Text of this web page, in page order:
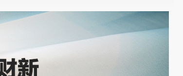
显，销售额同比增长超过30%，但其规模仍然较
增长；香辛料、复合调味料、火锅调料等中腰部
捷化烹饪等方向上的需求仍较活跃。酱油虽然为